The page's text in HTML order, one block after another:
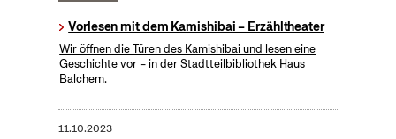
Vorlesen mit dem Kamishibai – Erzähltheater
Wir öffnen die Türen des Kamishibai und lesen eine
Geschichte vor – in der Stadtteilbibliothek Haus
Balchem.
11.10.2023